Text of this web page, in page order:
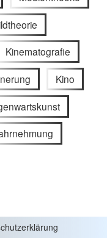
Kinematografie
Kino